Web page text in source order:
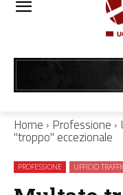
Home Professione
"troppo" eccezionale
PROFESSIONE UFFICIO